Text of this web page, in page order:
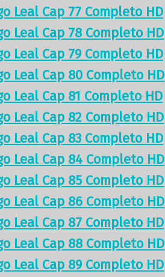
Leal Cap 77 Completo HD
Leal Cap 78 Completo HD
Leal Cap 79 Completo HD
Leal Cap 80 Completo HD
Leal Cap 81 Completo HD
Leal Cap 82 Completo HD
Leal Cap 83 Completo HD
Leal Cap 84 Completo HD
Leal Cap 85 Completo HD
Leal Cap 86 Completo HD
Leal Cap 87 Completo HD
Leal Cap 88 Completo HD
Leal Cap 89 Completo HD